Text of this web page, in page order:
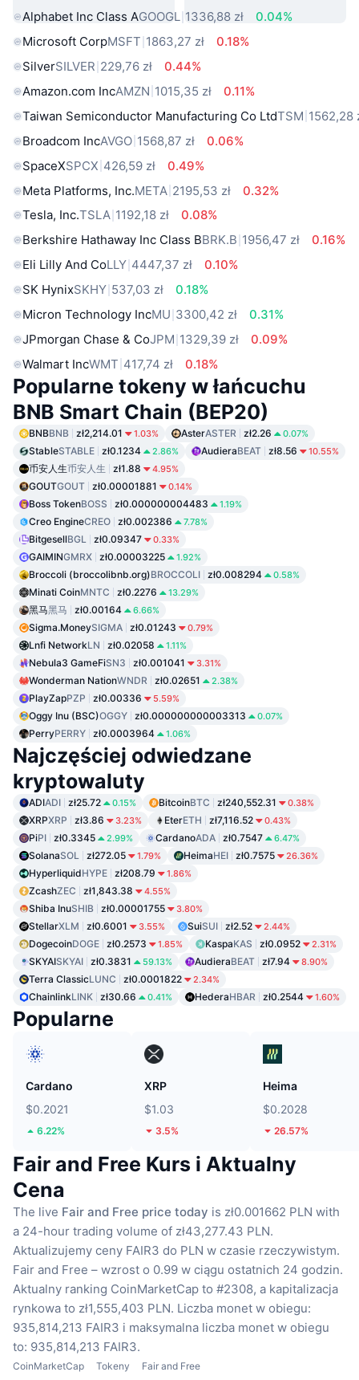
Alphabet Inc Class AGOOGL 1336,88 zł
0.04%
Microsoft CorpMSFT 1863,27 zł
0.18%
SilverSILVER 229,76 zł
0.44%
Amazon.com IncAMZN 1015,35 zł
0.11%
Taiwan Semiconductor Manufacturing Co LtdTSM 1562,28
Broadcom IncAVGO 1568,87 zł
0.06%
SpaceXSPCX 426,59 zł
0.49%
Meta Platforms, Inc.META 2195,53 zł
0.32%
Tesla, Inc.TSLA 1192,18 zł
0.08%
Berkshire Hathaway Inc Class BBRK.B 1956,47 zł
0.16%
Eli Lilly And CoLLY 4447,37 zł
0.10%
SK HynixSKHY 537,03 zł
0.18%
Micron Technology IncMU 3300,42 zł
0.31%
JPmorgan Chase & CoJPM 1329,39 zł
0.09%
Walmart IncWMT 417,74 zł 0.18%
Popularne tokeny w łańcuchu
BNB Smart Chain (BEP20)
BNBBNB zł2,214.01 1.03% AsterASTER zł2.26 0.07%
StableSTABLE zł0.1234 2.86% AudieraBEAT zł8.56 10.55%
币安人生币安人生 zł1.88 4.95%
GOUTGOUT zł0.00001881 0.14%
Boss TokenBOSS zł0.000000004483 1.19%
Creo EngineCREO zł0.002386 7.78%
BitgesellBGL zł0.09347 0.33%
GAIMINGMRX zł0.00003225 1.92%
Broccoli (broccolibnb.org)BROCCOLI zł0.008294 0.58%
Minati CoinMNTC zł0.2276 13.29%
黑马黑马 zł0.00164 6.66%
Sigma.MoneySIGMA zł0.01243 0.79%
Lnfi NetworkLN zł0.02058 1.11%
Nebula3 GameFiSN3 zł0.001041 3.31%
Wonderman NationWNDR zł0.02651 2.38%
PlayZapPZP zł0.00336 5.59%
Oggy Inu (BSC)OGGY zł0.000000000003313 0.07%
PerryPERRY zł0.0003964 1.06%
Najczęściej odwiedzane
kryptowaluty
ADIADI zł25.72 0.15% BitcoinBTC zł240,552.31 0.38%
XRPXRP zł3.86 3.23% EterETH zł7,116.52 0.43%
PiPI zł0.3345 2.99% CardanoADA zł0.7547 6.47%
SolanaSOL zł272.05 1.79% HeimaHEI zł0.7575 26.36%
HyperliquidHYPE zł208.79 1.86%
ZcashZEC zł1,843.38 4.55%
Shiba InuSHIB zł0.00001755 3.80%
StellarXLM zł0.6001 3.55% SuiSUI zł2.52 2.44%
DogecoinDOGE zł0.2573 1.85% KaspaKAS zł0.0952 2.31%
SKYAISKYAI zł0.3831 59.13% AudieraBEAT zł7.94 8.90%
Terra ClassicLUNC zł0.0001822 2.34%
ChainlinkLINK zł30.66 0.41% HederaHBAR zł0.2544 1.60%
Popularne
Cardano
$0.2021
6.22%
XRP
$1.03
3.5%
Heima
$0.2028
26.57%
Fair and Free Kurs i Aktualny
Cena
The live Fair and Free price today is zł0.001662 PLN with
a 24-hour trading volume of zł43,277.43 PLN.
Aktualizujemy ceny FAIR3 do PLN w czasie rzeczywistym.
Fair and Free – wzrost o 0.99 w ciągu ostatnich 24 godzin.
Aktualny ranking CoinMarketCap to #2308, a kapitalizacja
rynkowa to zł1,555,403 PLN. Liczba monet w obiegu:
935,814,213 FAIR3 i maksymalna liczba monet w obiegu
to: 935,814,213 FAIR3.
CoinMarketCap Tokeny Fair and Free